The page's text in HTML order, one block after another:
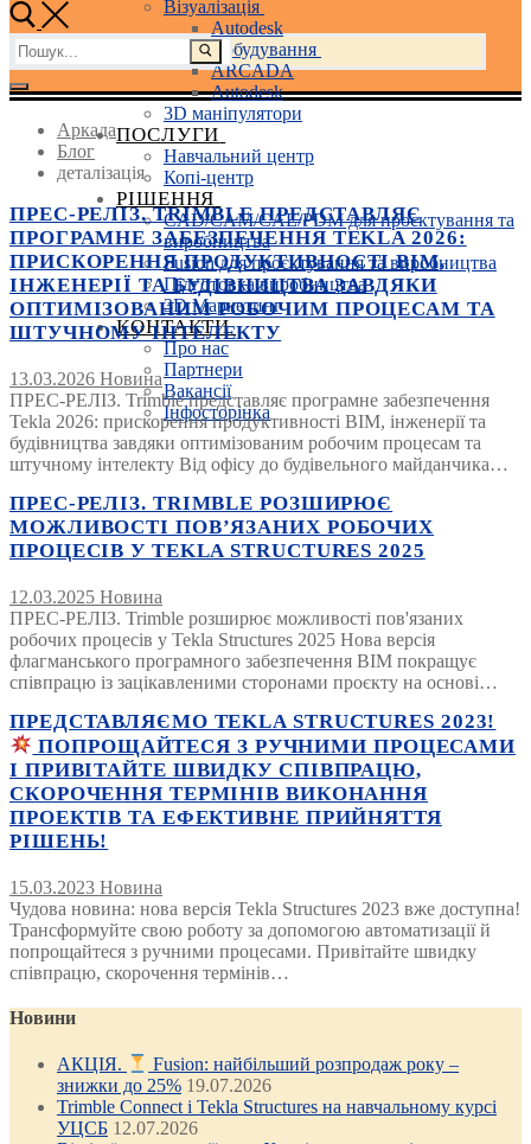
Візуалізація
Autodesk
Машинобудування
ARCADA
Autodesk
3D маніпулятори
ПОСЛУГИ
Навчальний центр
Копі-центр
РІШЕННЯ
CAD/CAM/CAE/PDM для проєктування та
виробництва
Fusion для проєктування та виробництва
Підготовка виробництва
3D Маркетинг
КОНТАКТИ
Про нас
Партнери
Вакансії
Інфосторінка
Пошук:
Аркада
Блог
деталізація
ПРЕС-РЕЛІЗ. TRIMBLE ПРЕДСТАВЛЯЄ
ПРОГРАМНЕ ЗАБЕЗПЕЧЕННЯ TEKLA 2026:
ПРИСКОРЕННЯ ПРОДУКТИВНОСТІ BIM,
ІНЖЕНЕРІЇ ТА БУДІВНИЦТВА ЗАВДЯКИ
ОПТИМІЗОВАНИМ РОБОЧИМ ПРОЦЕСАМ ТА
ШТУЧНОМУ ІНТЕЛЕКТУ
13.03.2026 Новина
ПРЕС-РЕЛІЗ. Trimble представляє програмне забезпечення
Tekla 2026: прискорення продуктивності BIM, інженерії та
будівництва завдяки оптимізованим робочим процесам та
штучному інтелекту Від офісу до будівельного майданчика…
ПРЕС-РЕЛІЗ. TRIMBLE РОЗШИРЮЄ
МОЖЛИВОСТІ ПОВ’ЯЗАНИХ РОБОЧИХ
ПРОЦЕСІВ У TEKLA STRUCTURES 2025
12.03.2025 Новина
ПРЕС-РЕЛІЗ. Trimble розширює можливості пов'язаних
робочих процесів у Tekla Structures 2025 Нова версія
флагманського програмного забезпечення BIM покращує
співпрацю із зацікавленими сторонами проєкту на основі…
ПРЕДСТАВЛЯЄМО TEKLA STRUCTURES 2023!
ПОПРОЩАЙТЕСЯ З РУЧНИМИ ПРОЦЕСАМИ
І ПРИВІТАЙТЕ ШВИДКУ СПІВПРАЦЮ,
СКОРОЧЕННЯ ТЕРМІНІВ ВИКОНАННЯ
ПРОЕКТІВ ТА ЕФЕКТИВНЕ ПРИЙНЯТТЯ
РІШЕНЬ!
15.03.2023 Новина
Чудова новина: нова версія Tekla Structures 2023 вже доступна!
Трансформуйте свою роботу за допомогою автоматизації й
попрощайтеся з ручними процесами. Привітайте швидку
співпрацю, скорочення термінів…
Новини
АКЦІЯ.
Fusion: найбільший розпродаж року –
знижки до 25% 19.07.2026
Trimble Connect і Tekla Structures на навчальному курсі
УЦСБ 12.07.2026